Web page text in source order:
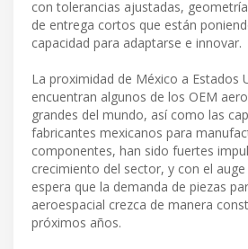
con tolerancias ajustadas,
de entrega cortos que están
capacidad para adaptarse e innovar.
La proximidad de México a Estados
encuentran algunos de los OEM
grandes del mundo, así como las
fabricantes mexicanos para
componentes, han sido fuertes
crecimiento del sector, y con el
espera que la demanda de piezas
aeroespacial crezca de manera
próximos años.